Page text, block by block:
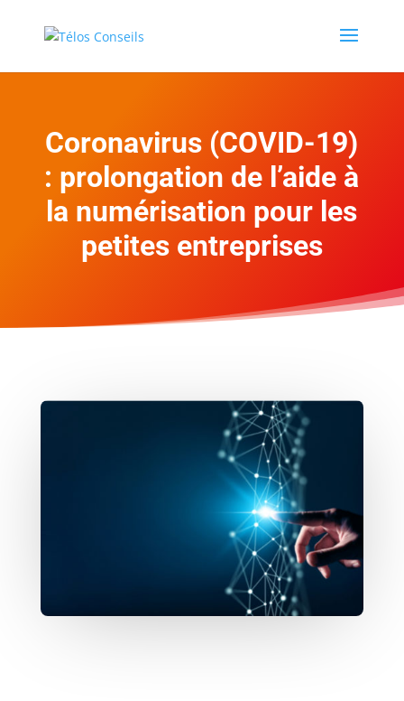
Coronavirus (COVID-19)
: prolongation de l’aide à
la numérisation pour les
petites entreprises